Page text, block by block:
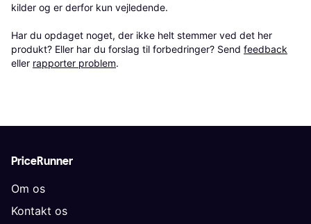
kilder og er derfor kun vejledende.
Har du opdaget noget, der ikke helt stemmer ved det her
produkt? Eller har du forslag til forbedringer? Send feedback
eller rapporter problem.
PriceRunner
Om os
Kontakt os